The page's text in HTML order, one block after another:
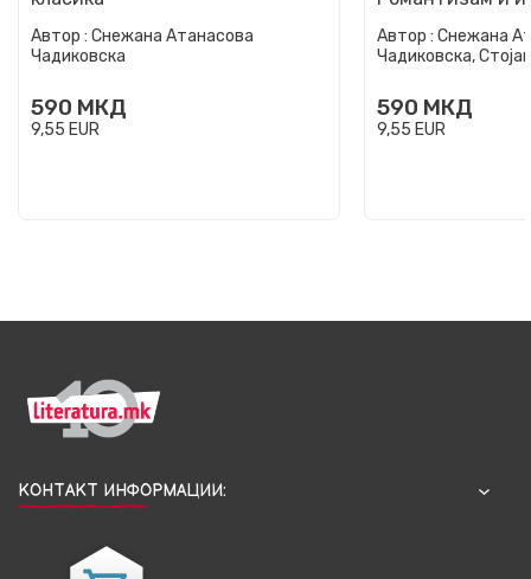
Автор : Снежана Атанасова
Чадиковска
590 МКД
9,55 EUR
Автор : Снежана
Чадиковска,
590 МКД
9,55 EUR
КОНТАКТ ИНФОРМАЦИИ: